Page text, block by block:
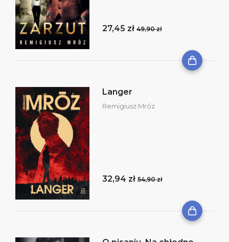
27,45 zł 49,90 zł
Langer
Remigiusz Mróz
32,94 zł 54,90 zł